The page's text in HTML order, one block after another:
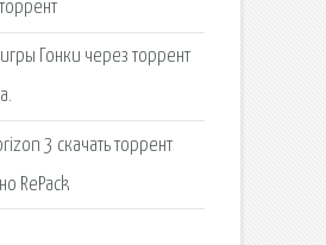
игры Гонки через торрент
3 скачать торрент
RePack